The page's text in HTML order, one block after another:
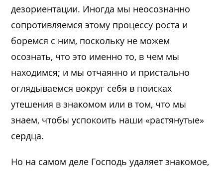
дезориентации. Иногда мы неосознанно
сопротивляемся этому процессу роста и
боремся с ним, поскольку не можем
осознать, что это именно то, в чем мы
находимся; и мы отчаянно и пристально
оглядываемся вокруг себя в поисках
утешения в знакомом или в том, что мы
знаем, чтобы успокоить наши «растянутые»
сердца.
Но на самом деле Господь удаляет знакомое,